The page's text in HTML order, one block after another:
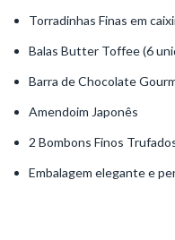
Torradinhas Finas em
Balas Butter Toffee (6
Barra de Chocolate
Amendoim Japonês
2 Bombons Finos
Embalagem elegante e